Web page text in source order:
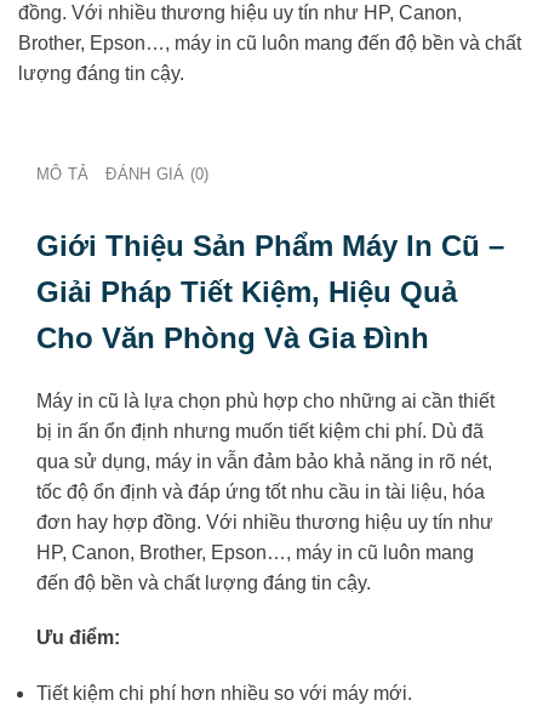
đồng. Với nhiều thương hiệu uy tín như HP, Canon,
Brother, Epson…, máy in cũ luôn mang đến độ bền và chất
lượng đáng tin cậy.
MÔ TẢ ĐÁNH GIÁ (0)
Giới Thiệu Sản Phẩm Máy In Cũ –
Giải Pháp Tiết Kiệm, Hiệu Quả
Cho Văn Phòng Và Gia Đình
Máy in cũ là lựa chọn phù hợp cho những ai cần thiết
bị in ấn ổn định nhưng muốn tiết kiệm chi phí. Dù đã
qua sử dụng, máy in vẫn đảm bảo khả năng in rõ nét,
tốc độ ổn định và đáp ứng tốt nhu cầu in tài liệu, hóa
đơn hay hợp đồng. Với nhiều thương hiệu uy tín như
HP, Canon, Brother, Epson…, máy in cũ luôn mang
đến độ bền và chất lượng đáng tin cậy.
Ưu điểm:
Tiết kiệm chi phí hơn nhiều so với máy mới.